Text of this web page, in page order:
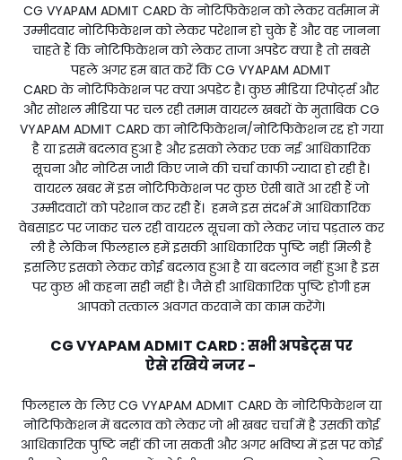
CG VYAPAM ADMIT CARD के नोटिफिकेशन को लेकर वर्तमान में
उम्मीदवार नोटिफिकेशन को लेकर परेशान हो चुके हैं और वह जानना
चाहते हैं कि नोटिफिकेशन को लेकर ताजा अपडेट क्या है तो सबसे
पहले अगर हम बात करें कि CG VYAPAM ADMIT
CARD के नोटिफिकेशन पर क्या अपडेट है। कुछ मीडिया रिपोर्ट्स और
और सोशल मीडिया पर चल रही तमाम वायरल खबरों के मुताबिक CG
VYAPAM ADMIT CARD का नोटिफिकेशन/नोटिफिकेशन रद्द हो गया
है या इसमें बदलाव हुआ है और इसको लेकर एक नई आधिकारिक
सूचना और नोटिस जारी किए जाने की चर्चा काफी ज्यादा हो रही है।
वायरल खबर में इस नोटिफिकेशन पर कुछ ऐसी बातें आ रही हैं जो
उम्मीदवारों को परेशान कर रही हैं। हमने इस संदर्भ में आधिकारिक
वेबसाइट पर जाकर चल रही वायरल सूचना को लेकर जांच पड़ताल कर
ली है लेकिन फिलहाल हमें इसकी आधिकारिक पुष्टि नहीं मिली है
इसलिए इसको लेकर कोई बदलाव हुआ है या बदलाव नहीं हुआ है इस
पर कुछ भी कहना सही नहीं है। जैसे ही आधिकारिक पुष्टि होगी हम
आपको तत्काल अवगत करवाने का काम करेंगे।
CG VYAPAM ADMIT CARD : सभी अपडेट्स पर
ऐसेरखियेनजर -
फिलहाल के लिए CG VYAPAM ADMIT CARD के नोटिफिकेशन या
नोटिफिकेशन में बदलाव को लेकर जो भी खबर चर्चा में है उसकी कोई
आधिकारिक पुष्टि नहीं की जा सकती और अगर भविष्य में इस पर कोई